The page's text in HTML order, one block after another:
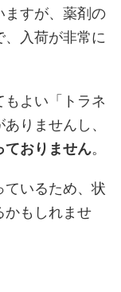
ますが、薬剤の
、入荷が非常に
よい「トラネ
りませんし、
ておりません。
いるため、状
かもしれませ